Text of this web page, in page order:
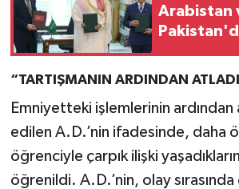
Arabistan
“TARTIŞMANIN ARDINDAN
Emniyetteki işlemlerinin
edilen A.D.’nin ifadesinde, daha
öğrenciyle çarpık ilişki
öğrenildi. A.D.’nin, olay sırasında